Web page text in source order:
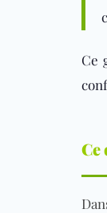
Ce
Ce